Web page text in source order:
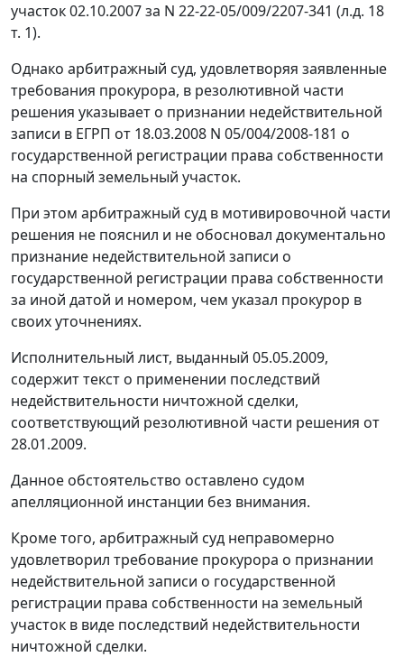
участок 02.10.2007 за N 22-22-05/009/2207-341 (л.д. 18
т. 1).
Однако арбитражный суд, удовлетворяя заявленные
требования прокурора, в резолютивной части
решения указывает о признании недействительной
записи в ЕГРП от 18.03.2008 N 05/004/2008-181 о
государственной регистрации права собственности
на спорный земельный участок.
При этом арбитражный суд в мотивировочной части
решения не пояснил и не обосновал документально
признание недействительной записи о
государственной регистрации права собственности
за иной датой и номером, чем указал прокурор в
своих уточнениях.
Исполнительный лист, выданный 05.05.2009,
содержит текст о применении последствий
недействительности ничтожной сделки,
соответствующий резолютивной части решения от
28.01.2009.
Данное обстоятельство оставлено судом
апелляционной инстанции без внимания.
Кроме того, арбитражный суд неправомерно
удовлетворил требование прокурора о признании
недействительной записи о государственной
регистрации права собственности на земельный
участок в виде последствий недействительности
ничтожной сделки.